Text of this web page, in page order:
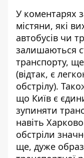
У коментарях
містяни, які
автобусів чи
залишаються
транспорту,
(відтак, є
обстрілу).
що Київ є
зупиняти
навіть
обстріли
ще, дуже